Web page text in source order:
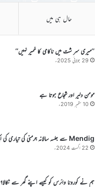
حال ہی میں
’’میری سر شت میں ناکامی کا خمیر نہیں‘‘
29 جولائی 2025ء
مومن دلیر اور شجاع ہوتا ہے
10 ستمبر 2019ء
Mendig سے جلسہ سالانہ جرمنی کی تیاری کی ایک رپورٹ
22 اگست 2024ء
ہم نے کورونا وائرس کو کیسے اپنے گھر سے نکالا؟